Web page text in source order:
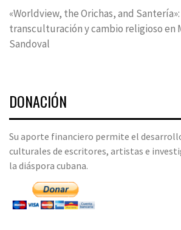
«Worldview, the Orichas, and
transculturación y cambio religioso en
Sandoval
DONACIÓN
Su aporte financiero permite el
culturales de escritores, artistas e
la diáspora cubana.